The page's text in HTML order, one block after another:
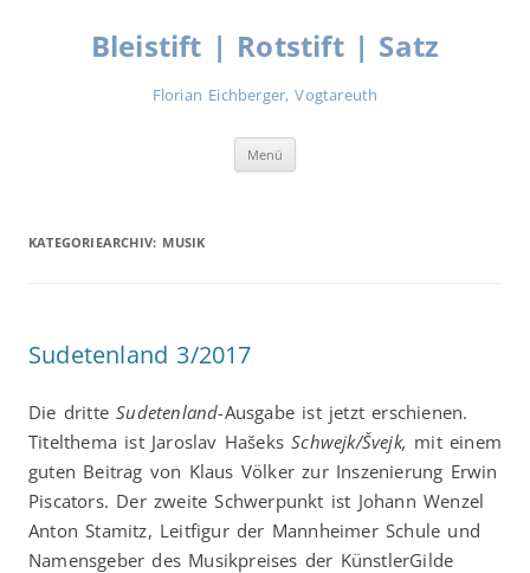
springenBleistift | Rotstift | Satz
Florian Eichberger, Vogtareuth
Menü
KATEGORIEARCHIV: MUSIK
Sudetenland 3/2017
Die dritteSudetenland-Ausgabe ist jetzt erschienen.
Titelthema ist Jaroslav HašeksSchwejk/Švejk, mit einem
guten Beitrag von Klaus Völker zur Inszenierung Erwin
Piscators. Der zweite Schwerpunkt ist Johann Wenzel
Anton Stamitz, Leitfigur der Mannheimer Schule und
Namensgeber des Musikpreises der KünstlerGilde